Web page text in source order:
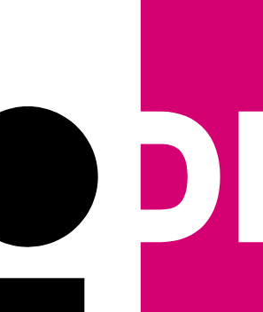
jsou největším vodopádem Evropy
Jeho burácení a mlhavá voda ční
plošin nebo při plavbě lodí, která
vodě. Nejen samotný vodopád je
okolní krajinou je ideální na celodenní výlet
kombinuje s návštěvou krásného
samotná cesta na vrchol je velmi
nejstrmější ozubnicovou dráhou na světě,
kabinkovým lanem ze Kriens. Po
výhled na jezero Vierwaldstätter
opravdu úchvatný. Navíc je Pilatus
Příběhy o dracích a duchách dávají
Ať je léto nebo zima, Pilatus nabízí
je turistika, horolezectví, sáňky nebo